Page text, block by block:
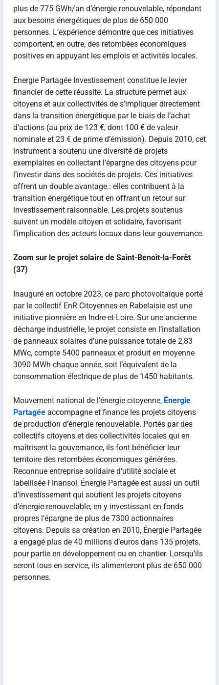
plus de 775 GWh/an d’énergie renouvelable, répondant
aux besoins énergétiques de plus de 650 000
personnes. L’expérience démontre que ces initiatives
comportent, en outre, des retombées économiques
positives en appuyant les emplois et activités locales.
Énergie Partagée Investissement constitue le levier
financier de cette réussite. La structure permet aux
citoyens et aux collectivités de s’impliquer directement
dans la transition énergétique par le biais de l’achat
d’actions (au prix de 123 €, dont 100 € de valeur
nominale et 23 € de prime d’émission). Depuis 2010, cet
instrument a soutenu une diversité de projets
exemplaires en collectant l’épargne des citoyens pour
l’investir dans des sociétés de projets. Ces initiatives
offrent un double avantage : elles contribuent à la
transition énergétique tout en offrant un retour sur
investissement raisonnable. Les projets soutenus
suivent un modèle citoyen et solidaire, favorisant
l’implication des acteurs locaux dans leur gouvernance.
Zoom sur le projet solaire de Saint-Benoît-la-Forêt
(37)
Inauguré en octobre 2023, ce parc photovoltaïque porté
par le collectif EnR Citoyennes en Rabelaisie est une
initiative pionnière en Indre-et-Loire. Sur une ancienne
décharge industrielle, le projet consiste en l’installation
de panneaux solaires d’une puissance totale de 2,83
MWc, compte 5400 panneaux et produit en moyenne
3090 MWh chaque année, soit l’équivalent de la
consommation électrique de plus de 1450 habitants.
Mouvement national de l’énergie citoyenne, Énergie
Partagée accompagne et finance les projets citoyens
de production d’énergie renouvelable. Portés par des
collectifs citoyens et des collectivités locales qui en
maîtrisent la gouvernance, ils font bénéficier leur
territoire des retombées économiques générées.
Reconnue entreprise solidaire d’utilité sociale et
labellisée Finansol, Énergie Partagée est aussi un outil
d’investissement qui soutient les projets citoyens
d’énergie renouvelable, en y investissant en fonds
propres l’épargne de plus de 7300 actionnaires
citoyens. Depuis sa création en 2010, Énergie Partagée
a engagé plus de 40 millions d’euros dans 135 projets,
pour partie en développement ou en chantier. Lorsqu’ils
seront tous en service, ils alimenteront plus de 650 000
personnes.